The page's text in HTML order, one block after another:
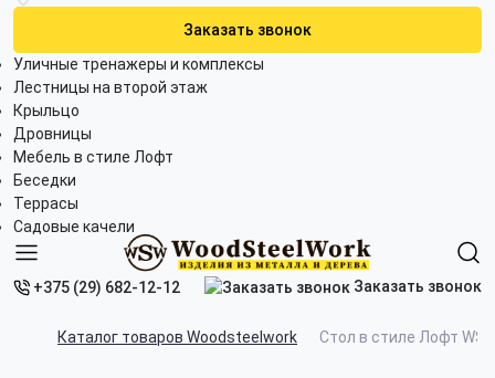
Заказать звонок
Уличные тренажеры и комплексы
Лестницы на второй этаж
Крыльцо
Дровницы
Мебель в стиле Лофт
Беседки
Террасы
Садовые качели
+375 (29) 682-12-12 Заказать звонок
Каталог товаров Woodsteelwork Стол в стиле Лофт